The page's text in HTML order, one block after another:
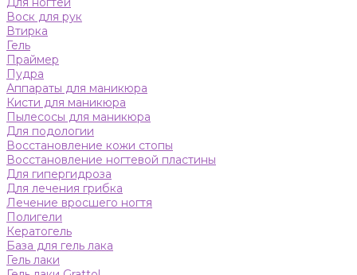
Воск для рук
Втирка
Гель
Праймер
Пудра
Аппараты для маникюра
Кисти для маникюра
Пылесосы для маникюра
Для подологии
Восстановление кожи стопы
Восстановление ногтевой пластины
Для гипергидроза
Для лечения грибка
Лечение вросшего ногтя
Полигели
Кератогель
База для гель лака
Гель лаки